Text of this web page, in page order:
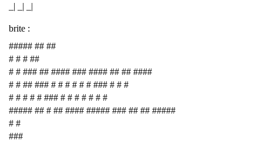
_| _| _|
brite :
##### ## ##
# # # ##
# # ### ## #### ### #### ## ## ####
# # ## ### # # # # # # ### # # #
# # # # # ### # # # # # # #
##### ## # ## #### ##### ### ## ## #####
# #
###